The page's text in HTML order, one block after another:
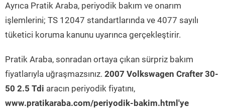
Ayrıca Pratik Araba, periyodik bakım ve onarım
işlemlerini; TS 12047 standartlarında ve 4077 sayılı
tüketici koruma kanunu uyarınca gerçekleştirir.
Pratik Araba, sonradan ortaya çıkan sürpriz bakım
fiyatlarıyla uğraşmazsınız. 2007 Volkswagen Crafter 30-
50 2.5 Tdi aracın periyodik fiyatını,
www.pratikaraba.com/periyodik-bakim.html'ye